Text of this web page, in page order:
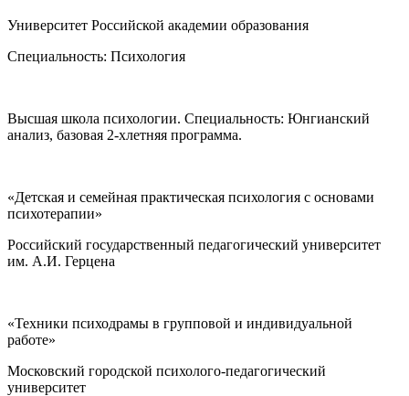
Университет Российской академии образования
Специальность: Психология
Высшая школа психологии. Специальность: Юнгианский
анализ, базовая 2-хлетняя программа.
«Детская и семейная практическая психология с основами
психотерапии»
Российский государственный педагогический университет
им. А.И. Герцена
«Техники психодрамы в групповой и индивидуальной
работе»
Московский городской психолого-педагогический
университет